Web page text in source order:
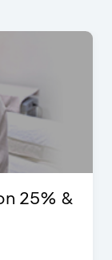
25% &